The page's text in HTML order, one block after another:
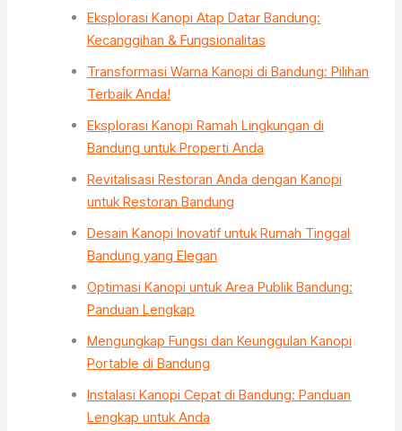
Eksplorasi Kanopi Atap Datar Bandung:
Kecanggihan & Fungsionalitas
Transformasi Warna Kanopi di Bandung: Pilihan
Terbaik Anda!
Eksplorasi Kanopi Ramah Lingkungan di
Bandung untuk Properti Anda
Revitalisasi Restoran Anda dengan Kanopi
untuk Restoran Bandung
Desain Kanopi Inovatif untuk Rumah Tinggal
Bandung yang Elegan
Optimasi Kanopi untuk Area Publik Bandung:
Panduan Lengkap
Mengungkap Fungsi dan Keunggulan Kanopi
Portable di Bandung
Instalasi Kanopi Cepat di Bandung: Panduan
Lengkap untuk Anda